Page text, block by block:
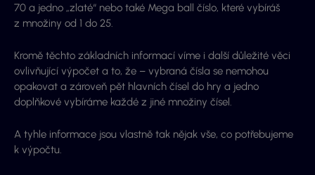
70 a jedno „zlaté“ nebo také Mega ball číslo, které vybíráš
z množiny od 1 do 25.
Kromě těchto základních informací víme i další důležité věci
ovlivňující výpočet a to, že – vybraná čísla se nemohou
opakovat a zároveň pět hlavních čísel do hry a jedno
doplňkové vybíráme každé z jiné množiny čísel.
A tyhle informace jsou vlastně tak nějak vše, co potřebujeme
k výpočtu.